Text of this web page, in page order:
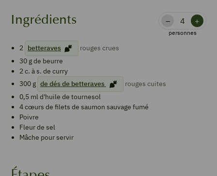
Ingrédients – +
personnes
2 betteraves
rouges crues
30 gde beurre
2c. à s. de curry
300 g de dés de betteraves
rouges cuites
0,5 mld'huile de tournesol
4cœurs de filets de saumon sauvage fumé
Poivre
Fleur de sel
Mâche pour servir